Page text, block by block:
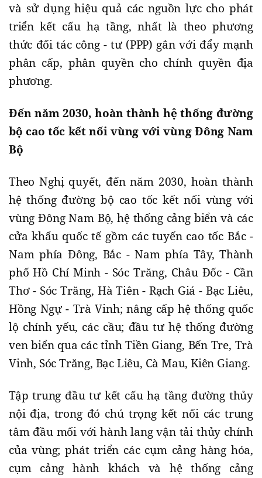
và sử dụng hiệu quả các nguồn lực cho phát
triển kết cấu hạ tầng, nhất là theo phương
thức đối tác công - tư (PPP) gắn với đẩy mạnh
phân cấp, phân quyền cho chính quyền địa
phương.
Đến năm 2030, hoàn thành hệ thống đường
bộ cao tốc kết nối vùng với vùng Đông Nam
Bộ
Theo Nghị quyết, đến năm 2030, hoàn thành
hệ thống đường bộ cao tốc kết nối vùng với
vùng Đông Nam Bộ, hệ thống cảng biển và các
cửa khẩu quốc tế gồm các tuyến cao tốc Bắc -
Nam phía Đông, Bắc - Nam phía Tây, Thành
phố Hồ Chí Minh - Sóc Trăng, Châu Đốc - Cần
Thơ - Sóc Trăng, Hà Tiên - Rạch Giá - Bạc Liêu,
Hồng Ngự - Trà Vinh; nâng cấp hệ thống quốc
lộ chính yếu, các cầu; đầu tư hệ thống đường
ven biển qua các tỉnh Tiền Giang, Bến Tre, Trà
Vinh, Sóc Trăng, Bạc Liêu, Cà Mau, Kiên Giang.
Tập trung đầu tư kết cấu hạ tầng đường thủy
nội địa, trong đó chú trọng kết nối các trung
tâm đầu mối với hành lang vận tải thủy chính
của vùng; phát triển các cụm cảng hàng hóa,
cụm cảng hành khách và hệ thống cảng